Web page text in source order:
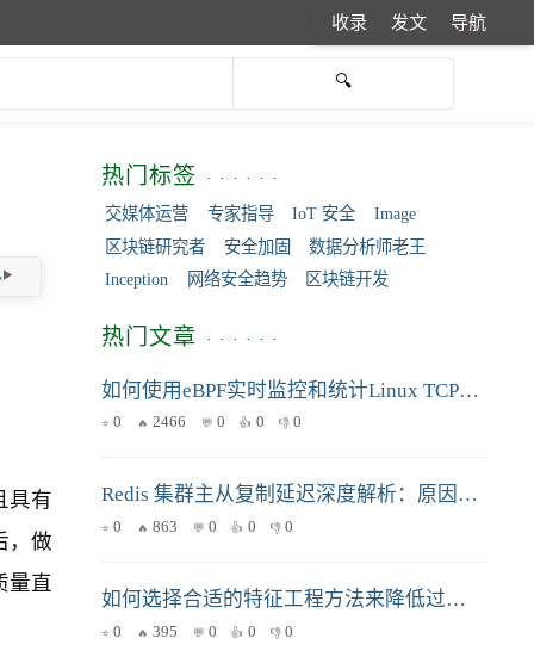
收录 发文 导航
具有
，做
量直
热门标签
交媒体运营 专家指导 IoT 安全
Image
区块链研究者
安全加固
数据分析师老王
Inception
网络安全趋势 区块链开发
热门文章
如何使用eBPF实时监控和统计Linux TCP连接状态？
0 2466 0 0 0
Redis 集群主从复制延迟深度解析：原因、诊断与优化方案
0 863 0 0 0
如何选择合适的特征工程方法来降低过拟合风险？
0 395 0 0 0